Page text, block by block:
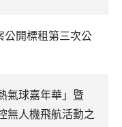
公開標租第三次公
氣球嘉年華」暨
無人機飛航活動之